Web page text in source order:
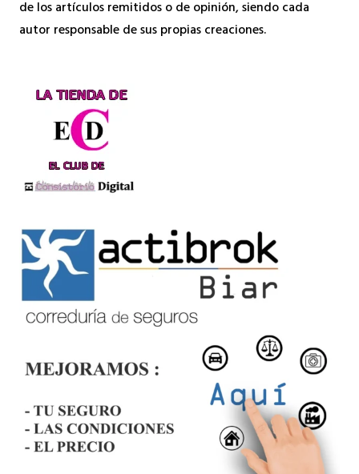
de los artículos remitidos o de opinión, siendo cada
autor responsable de sus propias creaciones.